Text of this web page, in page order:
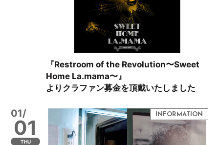
『Restroom of the Revolution〜Sweet
Home La.mama〜』
よりクラファン募金を頂戴いたしました
01/
01
THU